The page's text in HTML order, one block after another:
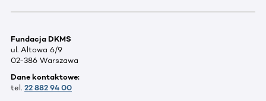
Fundacja DKMS
ul. Altowa 6/9
02-386 Warszawa
Dane kontaktowe:
tel. 22 882 94 00